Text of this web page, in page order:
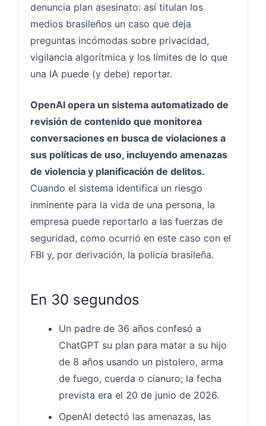
denuncia plan asesinato: así titulan los
medios brasileños un caso que deja
preguntas incómodas sobre privacidad,
vigilancia algorítmica y los límites de lo que
una IA puede (y debe) reportar.
OpenAI opera un sistema automatizado de
revisión de contenido que monitorea
conversaciones en busca de violaciones a
sus políticas de uso, incluyendo amenazas
de violencia y planificación de delitos.
Cuando el sistema identifica un riesgo
inminente para la vida de una persona, la
empresa puede reportarlo a las fuerzas de
seguridad, como ocurrió en este caso con el
FBI y, por derivación, la policía brasileña.
En 30 segundos
Un padre de 36 años confesó a
ChatGPT su plan para matar a su hijo
de 8 años usando un pistolero, arma
de fuego, cuerda o cianuro; la fecha
prevista era el 20 de junio de 2026.
OpenAI detectó las amenazas, las